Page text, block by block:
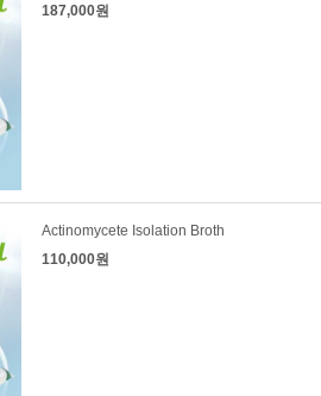
187,000원
Actinomycete Isolation Broth
110,000원